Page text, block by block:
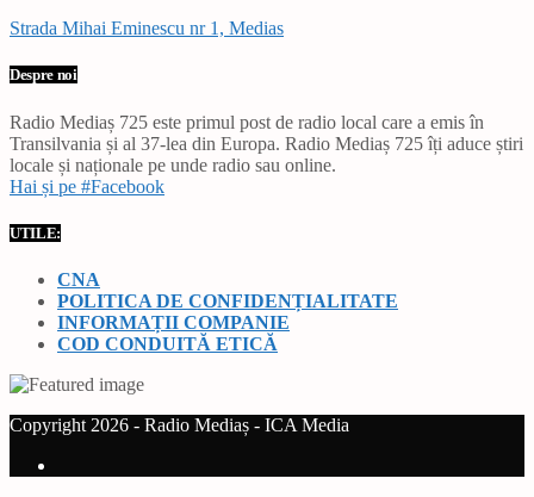
Strada Mihai Eminescu nr 1, Medias
Despre noi
Radio Mediaș 725 este primul post de radio local care a emis în
Transilvania și al 37-lea din Europa. Radio Mediaș 725 îți aduce știri
locale și naționale pe unde radio sau online.
Hai și pe #Facebook
UTILE:
CNA
POLITICA DE CONFIDENȚIALITATE
INFORMAȚII COMPANIE
COD CONDUITĂ ETICĂ
Copyright 2026 - Radio Mediaș - ICA Media